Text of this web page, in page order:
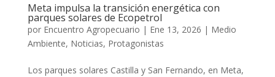
Meta impulsa la transición energética con
parques solares de Ecopetrol
por Encuentro Agropecuario | Ene 13, 2026 | Medio
Ambiente, Noticias, Protagonistas
Los parques solares Castilla y San Fernando, en Meta,